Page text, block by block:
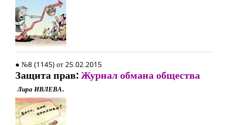
● №8 (1145) от 25.02.2015
Защита прав:Журнал обмана общества
Лира ИВЛЕВА.